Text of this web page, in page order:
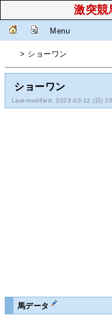
激突競
Menu
> ショーワン
ショーワン
Last-modified: 2023-03-12 (日)
馬データ